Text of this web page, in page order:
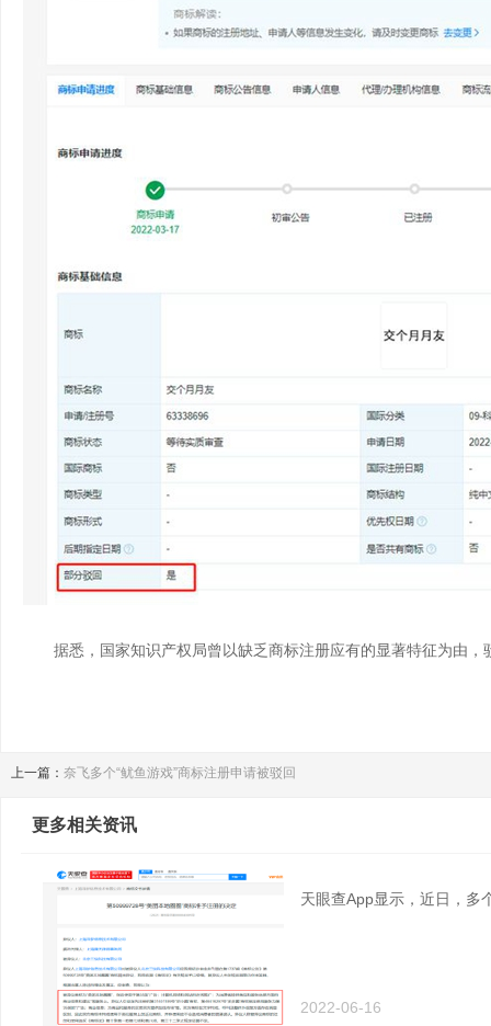
据悉，国家知识产权局曾以缺乏商标注册应有的显著特征为由，
上一篇： 奈飞多个“鱿鱼游戏”商标注册申请被驳回
更多相关资讯
天眼查App显示，近日，多
2022-06-16